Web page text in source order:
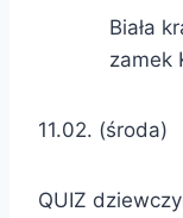
Biała
zamek
11.02. (środa)
QUIZ